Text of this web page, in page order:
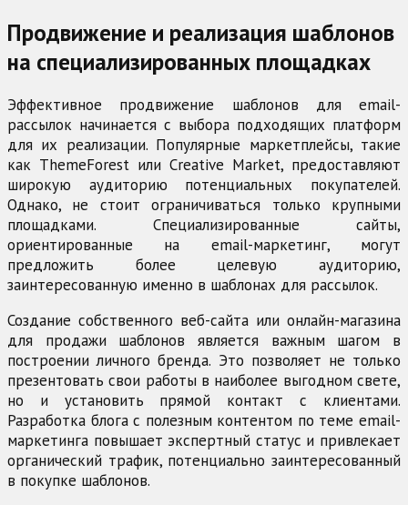
Продвижение и реализация шаблонов
на специализированных площадках
Эффективное продвижение шаблонов для email-
рассылок начинается с выбора подходящих платформ
для их реализации. Популярные маркетплейсы, такие
как ThemeForest или Creative Market, предоставляют
широкую аудиторию потенциальных покупателей.
Однако, не стоит ограничиваться только крупными
площадками. Специализированные сайты,
ориентированные на email-маркетинг, могут
предложить более целевую аудиторию,
заинтересованную именно в шаблонах для рассылок.
Создание собственного веб-сайта или онлайн-магазина
для продажи шаблонов является важным шагом в
построении личного бренда. Это позволяет не только
презентовать свои работы в наиболее выгодном свете,
но и установить прямой контакт с клиентами.
Разработка блога с полезным контентом по теме email-
маркетинга повышает экспертный статус и привлекает
органический трафик, потенциально заинтересованный
в покупке шаблонов.